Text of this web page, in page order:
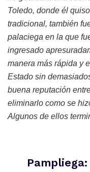
Toledo, donde él
tradicional, también
palaciega en la que
ingresado
manera más rápida y
Estado sin
buena reputación
eliminarlo como se
Algunos de ellos